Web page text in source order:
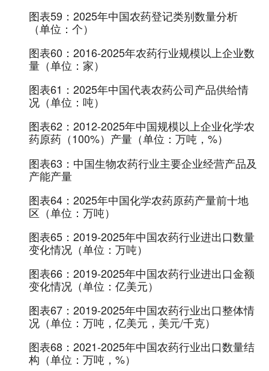
图表59： 2025年中国农药登记类别数量分析
（单位：个）
图表60： 2016-2025年农药行业规模以上企业数
量（单位：家）
图表61： 2025年中国代表农药公司产品供给情
况（单位：吨）
图表62： 2012-2025年中国规模以上企业化学农
药原药（100%）产量（单位：万吨，%）
图表63： 中国生物农药行业主要企业经营产品及
产能产量
图表64： 2025年中国化学农药原药产量前十地
区（单位：万吨）
图表65： 2019-2025年中国农药行业进出口数量
变化情况（单位：万吨）
图表66： 2019-2025年中国农药行业进出口金额
变化情况（单位：亿美元）
图表67： 2019-2025年中国农药行业出口整体情
况（单位：万吨，亿美元，美元/千克）
图表68： 2021-2025年中国农药行业出口数量结
构（单位：万吨，%）